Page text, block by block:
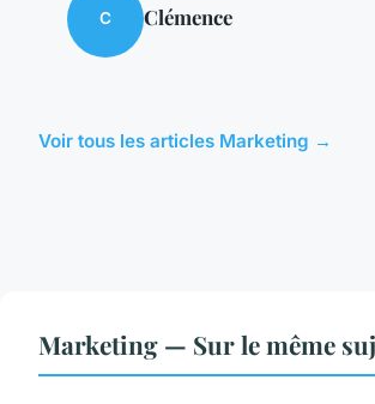
C Clémence
Voir tous les articles Marketing →
Marketing — Sur le même